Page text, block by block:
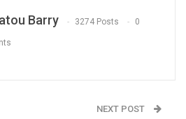
Barry 3274 Posts 0
NEXT POST